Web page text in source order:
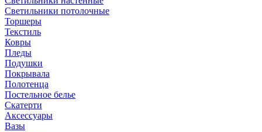
Светильники потолочные
Торшеры
Текстиль
Ковры
Пледы
Подушки
Покрывала
Полотенца
Постельное белье
Скатерти
Аксессуары
Вазы